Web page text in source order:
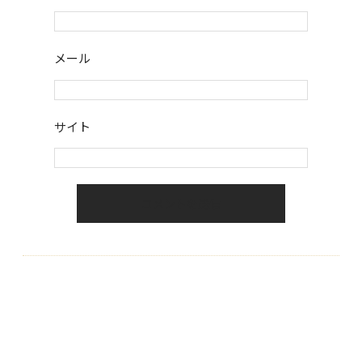
メール
サイト